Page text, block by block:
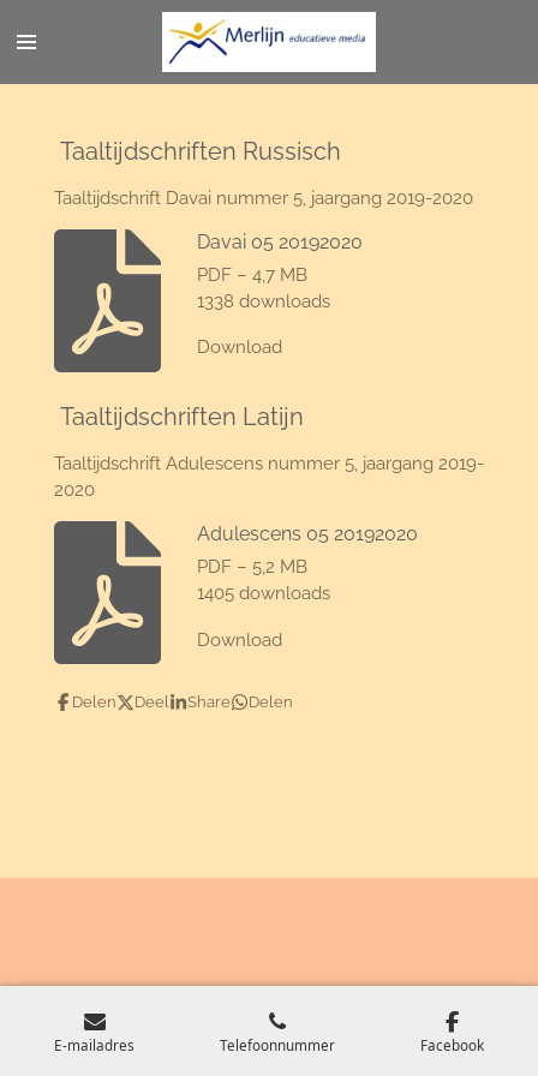
direct
Taaltijdschriften Russisch
Taaltijdschrift Davai nummer 5, jaargang 2019-2020
Davai 05 20192020
PDF – 4,7 MB
1338 downloads
Download
Taaltijdschriften Latijn
Taaltijdschrift Adulescens nummer 5, jaargang 2019-
2020
Adulescens 05 20192020
PDF – 5,2 MB
1405 downloads
Download
Delen Deel Share Delen
E-mailadres Telefoonnummer Facebook